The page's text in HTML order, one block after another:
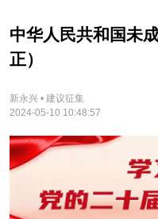
中华人民共和国未
正）
新永兴 • 建议征集
2024-05-10 10:48:57